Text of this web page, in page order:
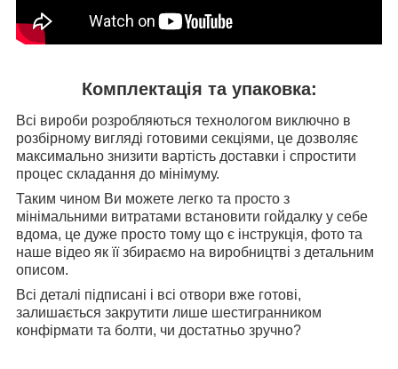
Комплектація та упаковка:
Всі вироби розробляються технологом виключно в
розбірному вигляді готовими секціями, це дозволяє
максимально знизити вартість доставки і спростити
процес складання до мінімуму.
Таким чином Ви можете легко та просто з
мінімальними витратами встановити гойдалку у себе
вдома, це дуже просто тому що є інструкція, фото та
наше відео як її збираємо на виробництві з детальним
описом.
Всі деталі підписані і всі отвори вже готові,
залишається закрутити лише шестигранником
конфірмати та болти, чи достатньо зручно?